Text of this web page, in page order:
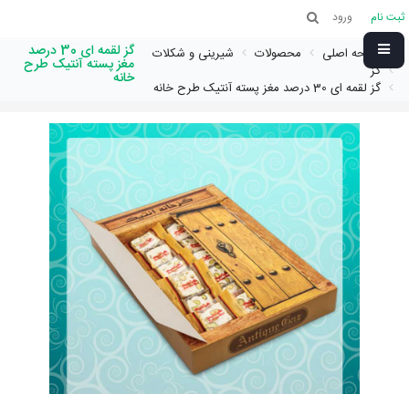
ثبت نام ورود
صفحه اصلی محصولات
شیرینی و شکلات
گز
گز لقمه ای 30 درصد مغز پسته آنتیک طرح خانه
گز لقمه ای 30 درصد
مغز پسته آنتیک طرح
خانه